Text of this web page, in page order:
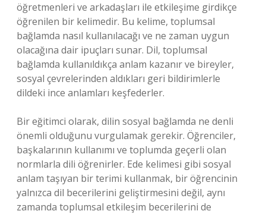
öğretmenleri ve arkadaşları ile etkileşime girdikçe
öğrenilen bir kelimedir. Bu kelime, toplumsal
bağlamda nasıl kullanılacağı ve ne zaman uygun
olacağına dair ipuçları sunar. Dil, toplumsal
bağlamda kullanıldıkça anlam kazanır ve bireyler,
sosyal çevrelerinden aldıkları geri bildirimlerle
dildeki ince anlamları keşfederler.
Bir eğitimci olarak, dilin sosyal bağlamda ne denli
önemli olduğunu vurgulamak gerekir. Öğrenciler,
başkalarının kullanımı ve toplumda geçerli olan
normlarla dili öğrenirler. Ede kelimesi gibi sosyal
anlam taşıyan bir terimi kullanmak, bir öğrencinin
yalnızca dil becerilerini geliştirmesini değil, aynı
zamanda toplumsal etkileşim becerilerini de